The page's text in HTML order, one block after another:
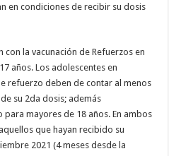
en condiciones de recibir su dosis
con la vacunación de Refuerzos en
años. Los adolescentes en
refuerzo deben de contar al menos
su 2da dosis; además
mayores de 18 años. En ambos
que hayan recibido su
2021 (4 meses desde la